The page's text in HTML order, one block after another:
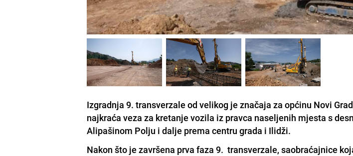
Izgradnja 9. transverzale od velikog je značaja za općinu Novi
najkraća veza za kretanje vozila iz pravca naseljenih mjesta s
Alipašinom Polju i dalje prema centru grada i Ilidži.
Nakon što je završena prva faza 9. transverzale, saobraćajnice